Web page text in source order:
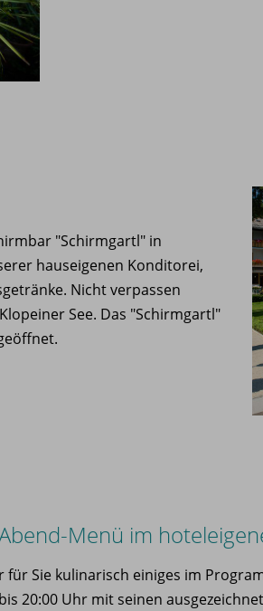
"Schirmgartl" in
hauseigenen Konditorei,
Nicht verpassen
See. Das "Schirmgartl"
Menü im
für Sie kulinarisch einiges im
20:00 Uhr mit seinen